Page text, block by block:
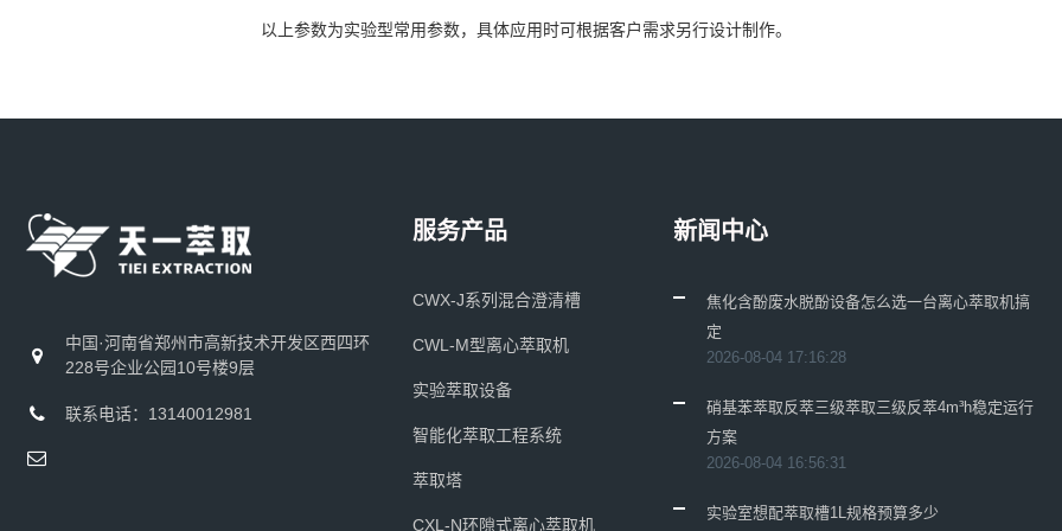
以上参数为实验型常用参数，具体应用时可根据客户需求另行设计制作。
中国·河南省郑州市高新技术开发区西四环
228号企业公园10号楼9层
联系电话：13140012981
服务产品
CWX-J系列混合澄清槽
CWL-M型离心萃取机
实验萃取设备
智能化萃取工程系统
萃取塔
CXL-N环隙式离心萃取机
新闻中心
焦化含酚废水脱酚设备怎么选一台离心萃取机搞
定
2026-08-04 17:16:28
硝基苯萃取反萃三级萃取三级反萃4m³h稳定运行
方案
2026-08-04 16:56:31
实验室想配萃取槽1L规格预算多少